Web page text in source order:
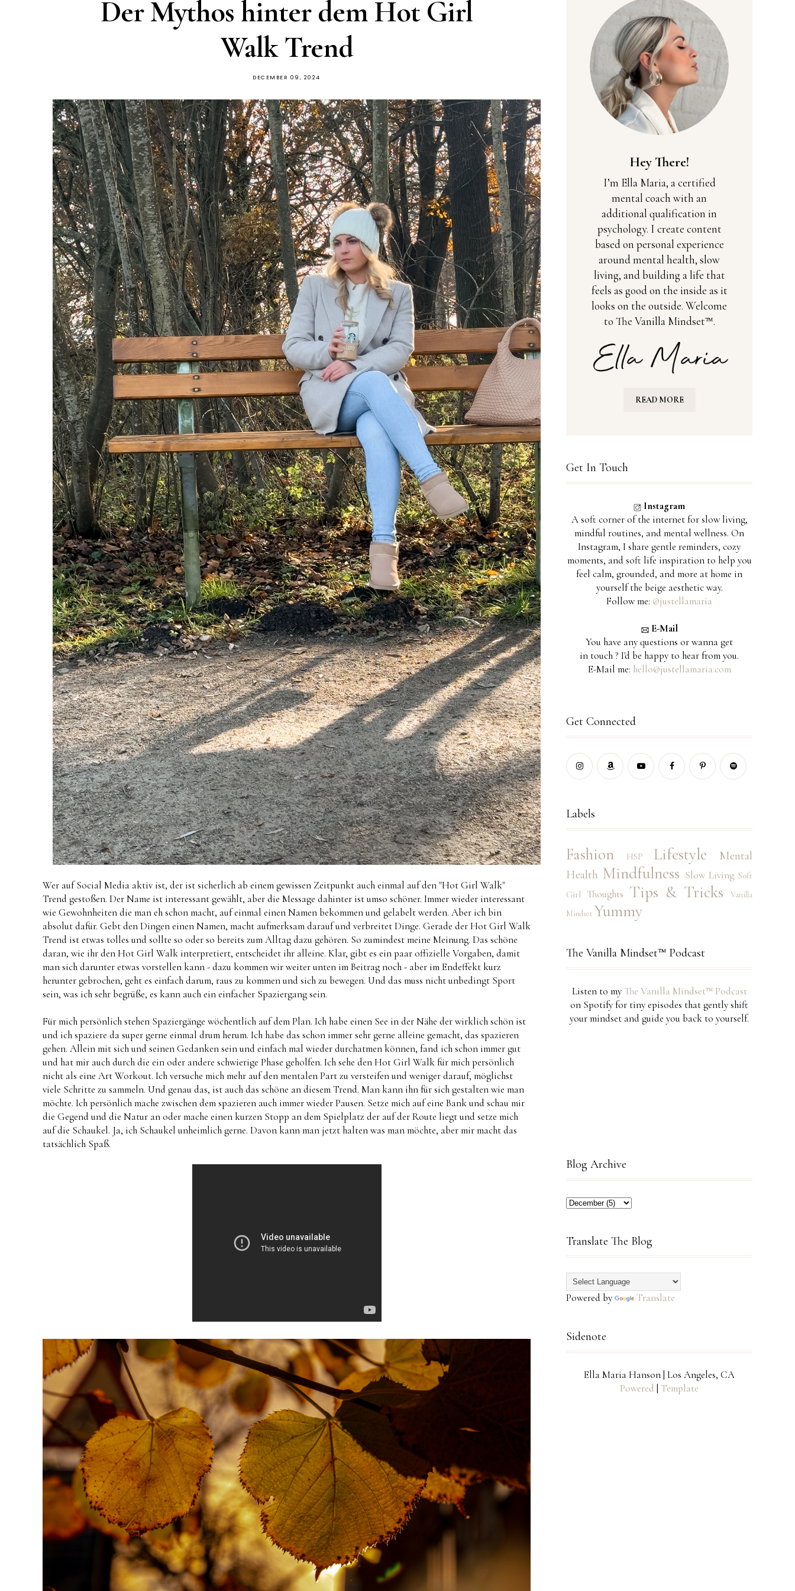
Der Mythos hinter dem Hot Girl
Walk Trend
DECEMBER 09, 2024
Wer auf Social Media aktiv ist, der ist sicherlich ab einem gewissen Zeitpunkt auch einmal auf den "Hot Girl Walk"
Trend gestoßen. Der Name ist interessant gewählt, aber die Message dahinter ist umso schöner. Immer wieder interessant
wie Gewohnheiten die man eh schon macht, auf einmal einen Namen bekommen und gelabelt werden. Aber ich bin
absolut dafür. Gebt den Dingen einen Namen, macht aufmerksam darauf und verbreitet Dinge. Gerade der Hot Girl Walk
Trend ist etwas tolles und sollte so oder so bereits zum Alltag dazu gehören. So zumindest meine Meinung. Das schöne
daran, wie ihr den Hot Girl Walk interpretiert, entscheidet ihr alleine. Klar, gibt es ein paar offizielle Vorgaben, damit
man sich darunter etwas vorstellen kann - dazu kommen wir weiter unten im Beitrag noch - aber im Endeffekt kurz
herunter gebrochen, geht es einfach darum, raus zu kommen und sich zu bewegen. Und das muss nicht unbedingt Sport
sein, was ich sehr begrüße, es kann auch ein einfacher Spaziergang sein.
Für mich persönlich stehen Spaziergänge wöchentlich auf dem Plan. Ich habe einen See in der Nähe der wirklich schön ist
und ich spaziere da super gerne einmal drum herum. Ich habe das schon immer sehr gerne alleine gemacht, das spazieren
gehen. Allein mit sich und seinen Gedanken sein und einfach mal wieder durchatmen können, fand ich schon immer gut
und hat mir auch durch die ein oder andere schwierige Phase geholfen. Ich sehe den Hot Girl Walk für mich persönlich
nicht als eine Art Workout. Ich versuche mich mehr auf den mentalen Part zu versteifen und weniger darauf, möglichst
viele Schritte zu sammeln. Und genau das, ist auch das schöne an diesem Trend. Man kann ihn für sich gestalten wie man
möchte. Ich persönlich mache zwischen dem spazieren auch immer wieder Pausen. Setze mich auf eine Bank und schau mir
die Gegend und die Natur an oder mache einen kurzen Stopp an dem Spielplatz der auf der Route liegt und setze mich
auf die Schaukel. Ja, ich Schaukel unheimlich gerne. Davon kann man jetzt halten was man möchte, aber mir macht das
tatsächlich Spaß.
Hey There!
I’m Ella Maria, a certified
mental coach with an
additional qualification in
psychology. I create content
based on personal experience
around mental health, slow
living, and building a life that
feels as good on the inside as it
looks on the outside. Welcome
to The Vanilla Mindset™.
READ MORE
Get In Touch
Instagram
A soft corner of the internet for slow living,
mindful routines, and mental wellness. On
Instagram, I share gentle reminders, cozy
moments, and soft life inspiration to help you
feel calm, grounded, and more at home in
yourself the beige aesthetic way.
Follow me: @justellamaria
E-Mail
You have any questions or wanna get
in touch ? I'd be happy to hear from you.
E-Mail me: hello@justellamaria.com
Get Connected
Labels
Fashion HSP Lifestyle
Mental
Health Mindfulness Slow Living Soft
Girl
Thoughts Tips & Tricks
Vanilla
Mindset Yummy
The Vanilla Mindset™ Podcast
Listen to myThe Vanilla Mindset™ Podcast
on Spotify for tiny episodes that gently shift
your mindset and guide you back to yourself.
Blog Archive
Translate The Blog
Powered by Translate
Sidenote
Ella Maria Hanson | Los Angeles, CA
Powered
Template